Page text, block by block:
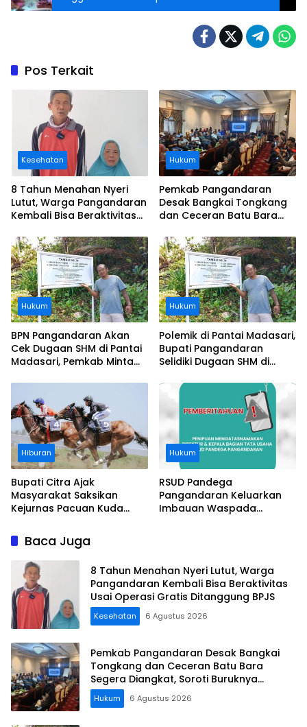
Pos Terkait
Kesehatan
8 Tahun Menahan Nyeri
Lutut, Warga Pangandaran
Kembali Bisa Beraktivitas
Ditanggung BPJS
Hukum
Pemkab Pangandaran
Desak Bangkai Tongkang
dan Ceceran Batu Bara
Buruknya Koordinasi
Perusahaan
Hukum
BPN Pangandaran Akan
Cek Dugaan SHM di Pantai
Madasari, Pemkab Minta
Hukum
Polemik di Pantai Madasari,
Bupati Pangandaran
Selidiki Dugaan SHM di
Pantai
Hiburan
Bupati Citra Ajak
Masyarakat Saksikan
Kejurnas Pacuan Kuda
Legokjawa
Hukum
RSUD Pandega
Pangandaran Keluarkan
Imbauan Waspada
Baca Juga
8 Tahun Menahan Nyeri Lutut, Warga
Pangandaran Kembali Bisa Beraktivitas
Usai Operasi Gratis Ditanggung BPJS
Kesehatan 6 Agustus 2026
Pemkab Pangandaran Desak Bangkai
Tongkang dan Ceceran Batu Bara
Segera Diangkat, Soroti Buruknya
Koordinasi Perusahaan
Hukum 6 Agustus 2026